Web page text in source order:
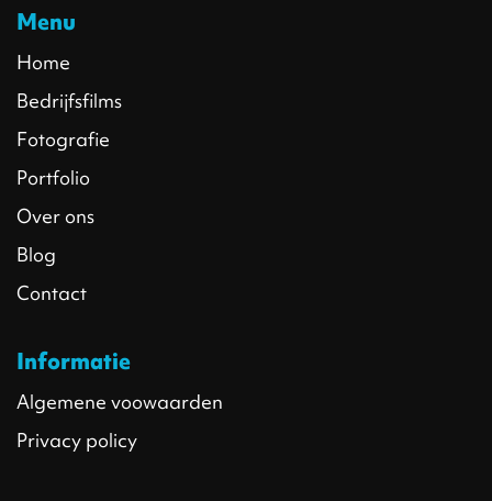
Menu
Home
Bedrijfsfilms
Fotografie
Portfolio
Over ons
Blog
Contact
Informatie
Algemene voowaarden
Privacy policy